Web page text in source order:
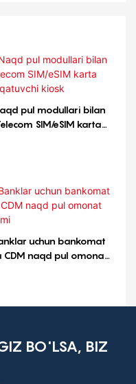
pul modullari bilan
SIM/eSIM karta
uchun bankomat
CDM naqd pul omonat
BO'LSA, BIZ